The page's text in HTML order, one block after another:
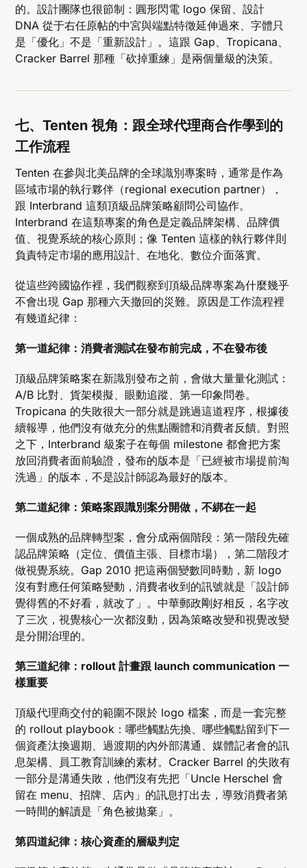
的。設計團隊也很節制：圓形閃電 logo 保留、設計
DNA 從于右任原帖的中宮與端點特徵延伸過來、字體只
是「優化」不是「重新設計」。這跟 Gap、Tropicana、
Cracker Barrel 那種「砍掉重練」是兩個量級的決策。
七、Tenten 視角：跟全球代理商合作學到的
工作流程
Tenten 在參與北美品牌的全球識別專案時，通常是作為
區域市場的執行夥伴（regional execution partner），
跟 Interbrand 這類頂級品牌策略顧問公司協作。
Interbrand 在這類專案的角色是定義品牌架構、品牌價
值、視覺系統的核心原則；像 Tenten 這樣的執行夥伴則
負責特定市場的應用設計、在地化、數位介面落實。
從這些跨國協作裡，我們觀察到頂級品牌專案為什麼幾乎
不會出現 Gap 那種六天撤回的災難。原因是工作流程裡
有幾道紀律：
第一道紀律：消費者測試在發布前完成，不在發布後
頂級品牌策略案在新識別發布之前，會做大量量化測試：
A/B 比對、貨架模擬、眼動追蹤、第一印象問卷。
Tropicana 的失敗很大一部分就是跳過這道程序，根據後
續報導，他們沒有做充分的焦點團體和消費者反饋。對照
之下，Interbrand 級案子在每個 milestone 都會把方案
放回消費者面前驗證，發布的版本是「已經被市場提前淘
洗過」的版本，不是設計師認為最好的版本。
第二道紀律：策略案跟識別案分開做，不綁在一起
一個成熟的品牌轉型案，會分成兩個階段：第一階段先確
認品牌策略（定位、價值主張、目標市場），第二階段才
做視覺系統。Gap 2010 把這兩個變數同時動，新 logo
沒有對應任何策略變動，消費者收到的訊號就是「設計師
覺得舊的不好看，就改了」。中華郵政剛好相反，名字改
了三次，視覺核心一次都沒動，因為策略改變和視覺改變
是分開治理的。
第三道紀律：rollout 計畫跟 launch communication 一
樣重要
頂級代理商交付的範圍不限於 logo 檔案，而是一套完整
的 rollout playbook：哪些觸點先換、哪些觸點留到下一
個資產汰換週期、過渡期的內外部溝通、媒體記者會的訊
息架構、員工教育訓練的素材。Cracker Barrel 的失敗有
一部分是溝通失敗，他們沒有先把「Uncle Herschel 會
留在 menu、招牌、店內」的訊息打出去，導致消費者第
一時間的解讀是「角色被拋棄」。
第四道紀律：核心資產的層級判定